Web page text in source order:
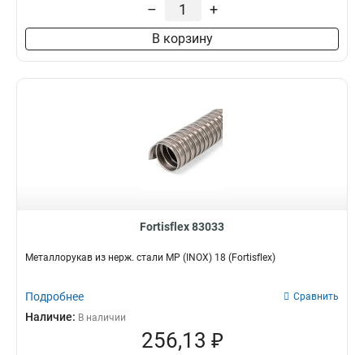
– +
В корзину
Fortisflex 83033
Металлорукав из нерж. стали МР (INOX) 18 (Fortisflex)
Подробнее Сравнить
Наличие: В наличии
256,13 ₽